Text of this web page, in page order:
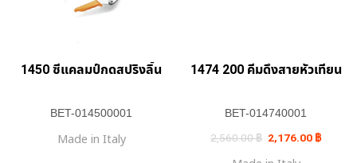
1450 ซีแคลมป์กดสปริงลิ้น
BET-014500001
Made in Italy
1474 200 คีมดึงสายหัวเทียน
BET-014740001
2,560.00฿ Original
price
2,176.00 ฿Current
price